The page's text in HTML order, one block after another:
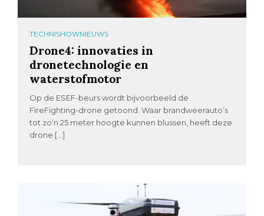
TECHNISHOWNIEUWS
Drone4: innovaties in
dronetechnologie en
waterstofmotor
Op de ESEF-beurs wordt bijvoorbeeld de
FireFighting-drone getoond. Waar brandweerauto’s
tot zo’n 25 meter hoogte kunnen blussen, heeft deze
drone […]